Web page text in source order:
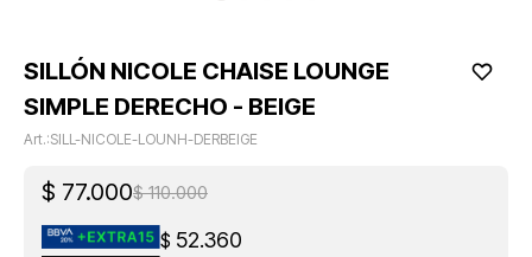
SILLÓN NICOLE CHAISE LOUNGE
SIMPLE DERECHO - BEIGE
SILL-NICOLE-LOUNH-DERBEIGE
$ 77.000$ 110.000
$ 52.360